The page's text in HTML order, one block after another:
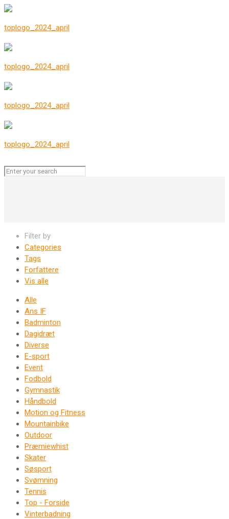
Filter by
Categories
Tags
Forfattere
Vis alle
Alle
Ans IF
Badminton
Dagidræt
Diverse
E-sport
Event
Fodbold
Gymnastik
Håndbold
Motion og Fitness
Mountainbike
Outdoor
Præmiewhist
Skater
Søsport
Svømning
Tennis
Top - Forside
Vinterbadning